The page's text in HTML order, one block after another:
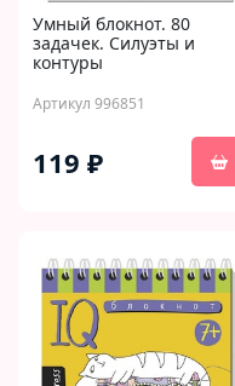
Умный блокнот. 80
задачек. Силуэты и
контуры
Артикул 996851
119 ₽